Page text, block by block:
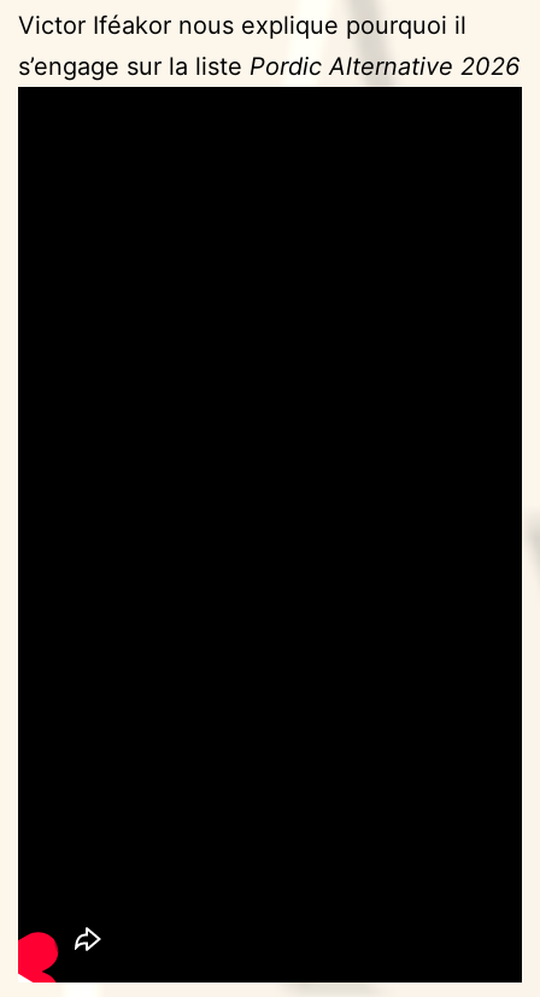
Victor Iféakor nous explique pourquoi il
s’engage sur la liste Pordic Alternative 2026